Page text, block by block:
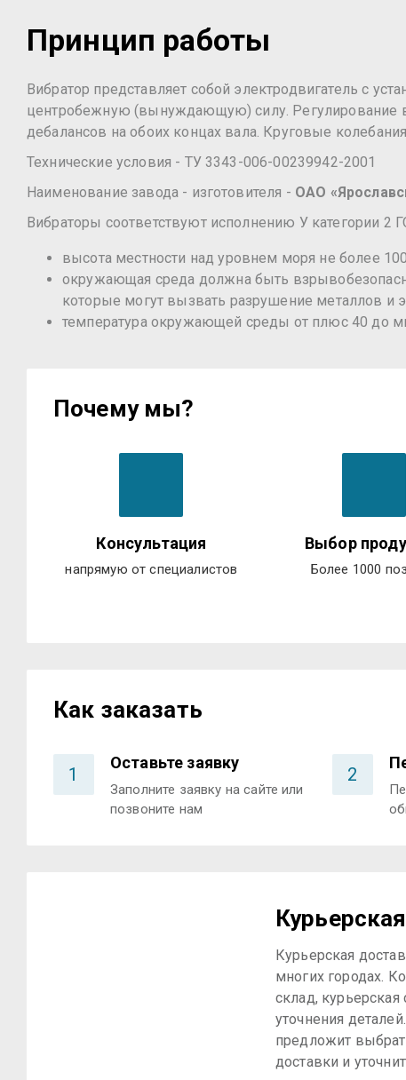
Принцип работы
Вибратор представляет собой электродвигатель с
центробежную (вынуждающую) силу. Регулирование
дебалансов на обоих концах вала. Круговые
Технические условия - ТУ 3343-006-00239942-2001
Наименование завода - изготовителя - ОАО
Вибраторы соответствуют исполнению У категории
высота местности над уровнем моря не более
окружающая среда должна быть
которые могут вызвать разрушение металлов и
температура окружающей среды от плюс 40 до
Почему мы?
Консультация
напрямую от специалистов
Выбор
Более 1000
Как заказать
1
Оставьте заявку
Заполните заявку на сайте или
позвоните нам
2
Курьерская
многих городах.
склад,
уточнения
предложит
доставки и